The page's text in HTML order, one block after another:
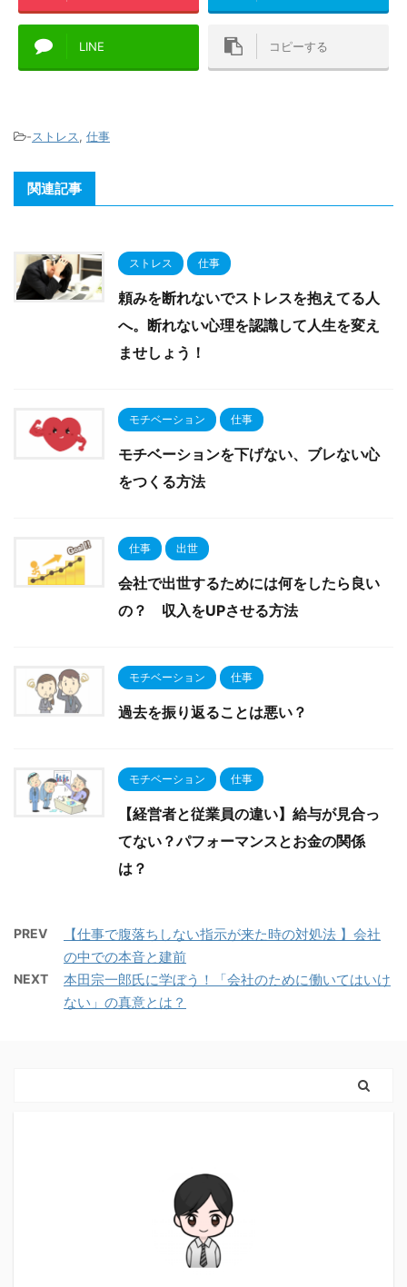
LINE コピーする
-ストレス, 仕事
関連記事
ストレス 仕事
頼みを断れないでストレスを抱えてる人
へ。断れない心理を認識して人生を変え
ませしょう！
モチベーション 仕事
モチベーションを下げない、ブレない心
をつくる方法
仕事 出世
会社で出世するためには何をしたら良い
の？ 収入をUPさせる方法
モチベーション 仕事
過去を振り返ることは悪い？
モチベーション 仕事
【経営者と従業員の違い】給与が見合っ
てない？パフォーマンスとお金の関係
は？
PREV
【仕事で腹落ちしない指示が来た時の対処法 】会社
の中での本音と建前
NEXT
本田宗一郎氏に学ぼう！「会社のために働いてはいけ
ない」の真意とは？